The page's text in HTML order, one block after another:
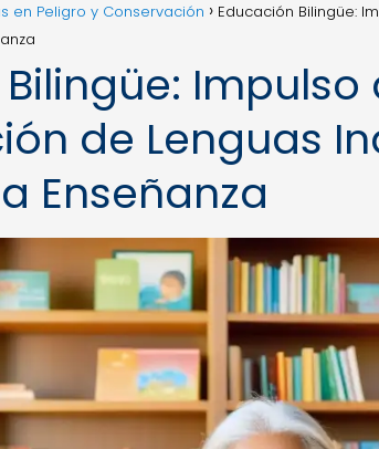
en Peligro y Conservación
Educación Bilingüe:
Impulso
de Lenguas
Enseñanza